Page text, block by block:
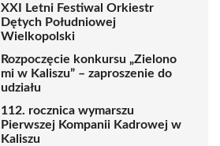
XXI Letni Festiwal Orkiestr
Dętych Południowej
Wielkopolski
Rozpoczęcie konkursu „Zielono
mi w Kaliszu” – zaproszenie do
udziału
112. rocznica wymarszu
Pierwszej Kompanii Kadrowej w
Kaliszu